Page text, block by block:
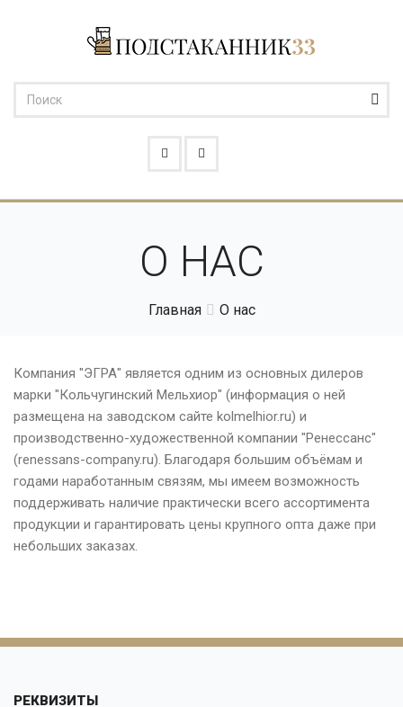
О НАС
Главная О нас
Компания "ЭГРА" является одним из основных дилеров
марки "Кольчугинский Мельхиор" (информация о ней
размещена на заводском сайте kolmelhior.ru) и
производственно-художественной компании "Ренессанс"
(renessans-company.ru). Благодаря большим объёмам и
годами наработанным связям, мы имеем возможность
поддерживать наличие практически всего ассортимента
продукции и гарантировать цены крупного опта даже при
небольших заказах.
РЕКВИЗИТЫ